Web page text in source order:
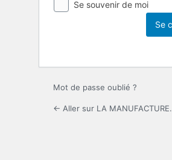
Se souvenir de moi
Mot de passe oublié ?
← Aller sur LA MANUFACTURE.